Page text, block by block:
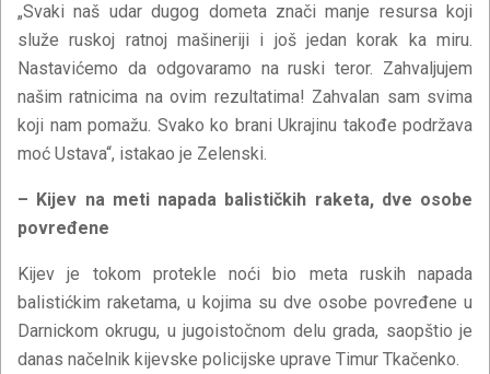
„Svaki naš udar dugog dometa znači manje resursa koji
služe ruskoj ratnoj mašineriji i još jedan korak ka miru.
Nastavićemo da odgovaramo na ruski teror. Zahvaljujem
našim ratnicima na ovim rezultatima! Zahvalan sam svima
koji nam pomažu. Svako ko brani Ukrajinu takođe podržava
moć Ustava“, istakao je Zelenski.
– Kijev na meti napada balističkih raketa, dve osobe
povređene
Kijev je tokom protekle noći bio meta ruskih napada
balistićkim raketama, u kojima su dve osobe povređene u
Darnickom okrugu, u jugoistočnom delu grada, saopštio je
danas načelnik kijevske policijske uprave Timur Tkačenko.